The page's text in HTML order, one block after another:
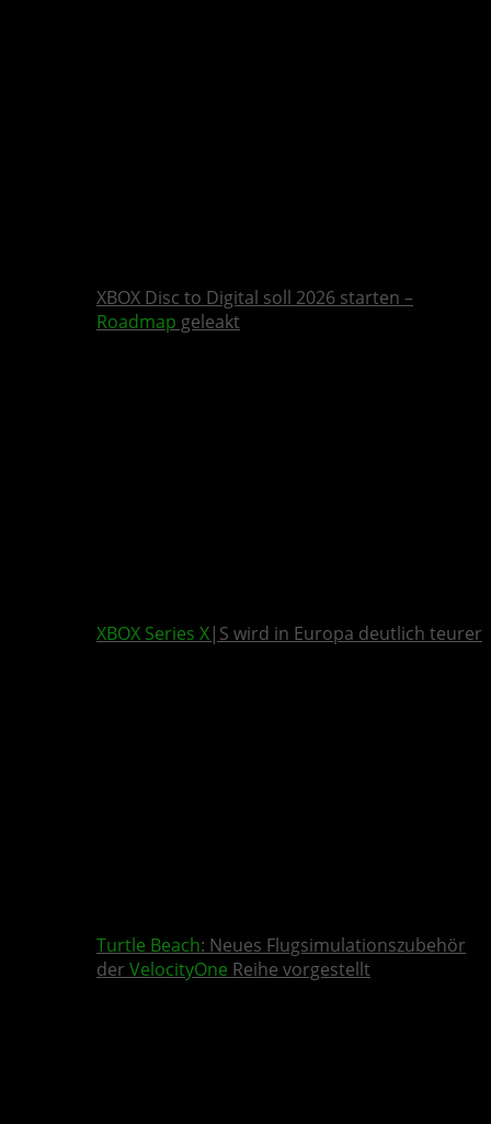
XBOX Disc to Digital soll 2026 starten –
Roadmap geleakt
XBOX Series X|S wird in Europa deutlich teurer
Turtle Beach: Neues Flugsimulationszubehör
der VelocityOne Reihe vorgestellt